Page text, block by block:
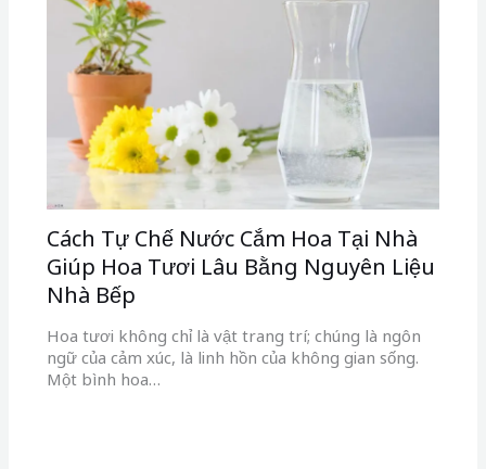
Cách Tự Chế Nước Cắm Hoa Tại Nhà
Giúp Hoa Tươi Lâu Bằng Nguyên Liệu
Nhà Bếp
Hoa tươi không chỉ là vật trang trí; chúng là ngôn
ngữ của cảm xúc, là linh hồn của không gian sống.
Một bình hoa…